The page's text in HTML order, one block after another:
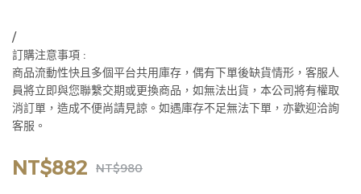
/
訂購注意事項 :
商品流動性快且多個平台共用庫存，偶有下單後缺貨情形，客服人
員將立即與您聯繫交期或更換商品，如無法出貨，本公司將有權取
消訂單，造成不便尚請見諒。如遇庫存不足無法下單，亦歡迎洽詢
客服。
NT$882 NT$980